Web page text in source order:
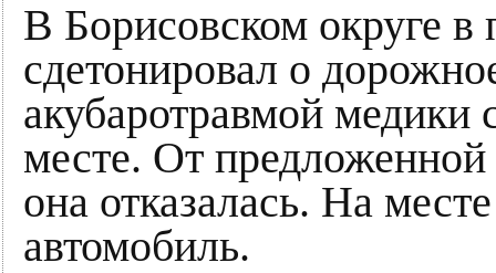
В Борисовском округе в
сдетонировал о
акубаротравмой медики
месте. От предложенной
она отказалась. На
автомобиль.